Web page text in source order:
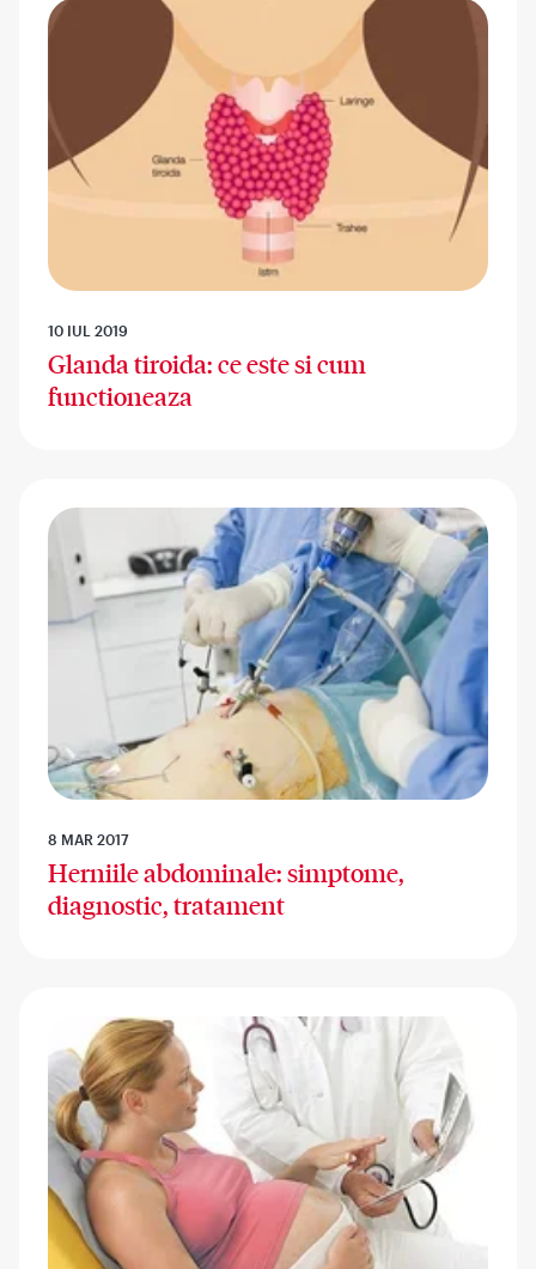
10 IUL 2019
Glanda tiroida: ce este si cum
functioneaza
8 MAR 2017
Herniile abdominale: simptome,
diagnostic, tratament